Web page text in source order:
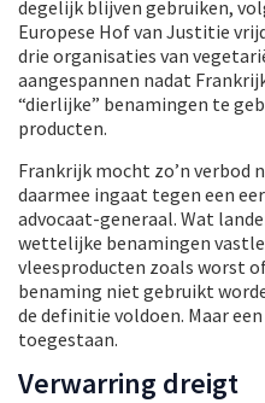
degelijk blijven gebruiken,
Europese Hof van Justitie
drie organisaties van
aangespannen nadat
“dierlijke” benamingen te
producten.
Frankrijk mocht zo’n verbod
daarmee ingaat tegen een
advocaat-generaal. Wat
wettelijke benamingen
vleesproducten zoals worst
benaming niet gebruikt
de definitie voldoen. Maar
toegestaan.
Verwarring dreigt